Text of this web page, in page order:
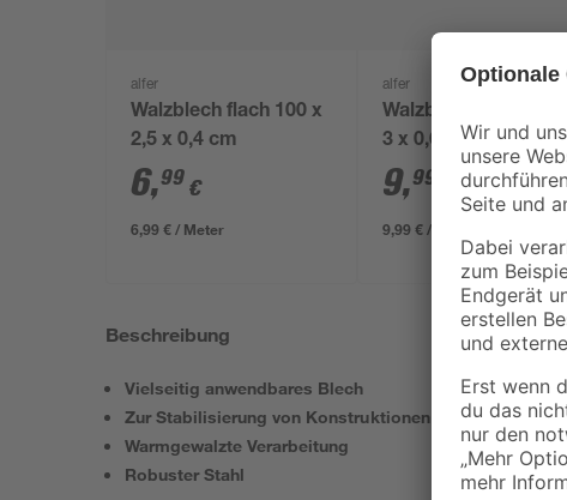
alfer
Walzblech flach 100 x
2,5 x 0,4 cm
6,99 €
6,99 € / Meter
alfer
Walzblech flach 100 x
3 x 0,6 cm
9,99
9,99 € / Meter
Beschreibung
Vielseitig anwendbares Blech
Zur Stabilisierung von Konstruktionen
Warmgewalzte Verarbeitung
Robuster Stahl